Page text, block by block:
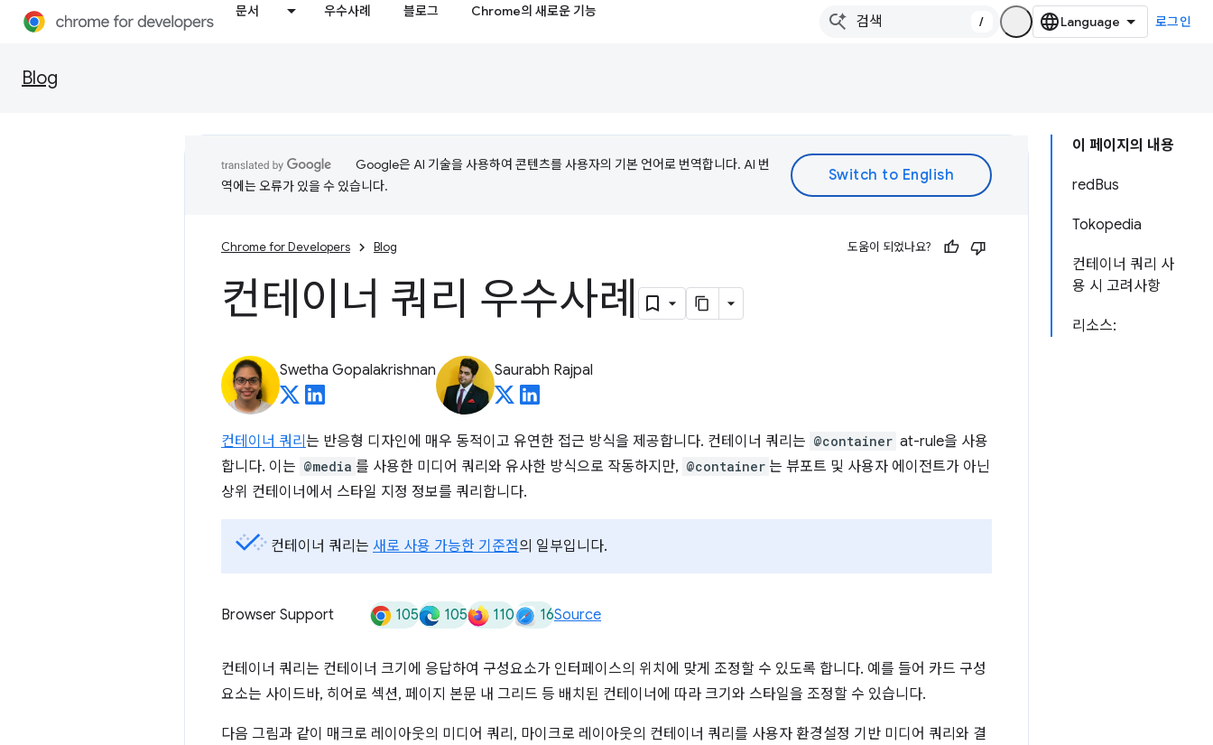
문서 우수사례 블로그 Chrome의 새로운 기능
/ 로그인
Blog
이 페이지의 내용
redBus
Tokopedia
컨테이너 쿼리 사
용 시 고려사항
리소스:
Google은 AI 기술을 사용하여 콘텐츠를 사용자의 기본 언어로 번역합니다. AI 번
역에는 오류가 있을 수 있습니다.
Chrome for Developers Blog 도움이 되었나요?
컨테이너 쿼리 우수사례
Swetha Gopalakrishnan Saurabh Rajpal
컨테이너 쿼리 는 반응형 디자인에 매우 동적이고 유연한 접근 방식을 제공합니다. 컨테이너 쿼리는 @container at-rule을 사용
합니다. 이는 @media 를 사용한 미디어 쿼리와 유사한 방식으로 작동하지만, @container 는 뷰포트 및 사용자 에이전트가 아닌
상위 컨테이너에서 스타일 지정 정보를 쿼리합니다.
컨테이너 쿼리는 새로 사용 가능한 기준점의 일부입니다.
Browser Support 105 105 110 16Source
컨테이너 쿼리는 컨테이너 크기에 응답하여 구성요소가 인터페이스의 위치에 맞게 조정할 수 있도록 합니다. 예를 들어 카드 구성
요소는 사이드바, 히어로 섹션, 페이지 본문 내 그리드 등 배치된 컨테이너에 따라 크기와 스타일을 조정할 수 있습니다.
다음 그림과 같이 매크로 레이아웃의 미디어 쿼리, 마이크로 레이아웃의 컨테이너 쿼리를 사용자 환경설정 기반 미디어 쿼리와 결